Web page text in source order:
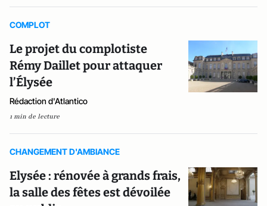
COMPLOT
Le projet du complotiste
Rémy Daillet pour attaquer
l’Élysée
Rédaction d'Atlantico
1 min de lecture
CHANGEMENT D'AMBIANCE
Elysée : rénovée à grands frais,
la salle des fêtes est dévoilée